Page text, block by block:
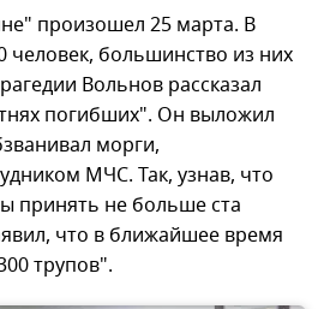
произошел 25 марта. В
человек, большинство из них
Вольнов рассказал
погибших". Он выложил
морги,
МЧС. Так, узнав, что
принять не больше ста
что в ближайшее время
трупов".